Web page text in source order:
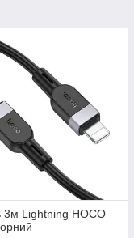
3м Lightning HOCO